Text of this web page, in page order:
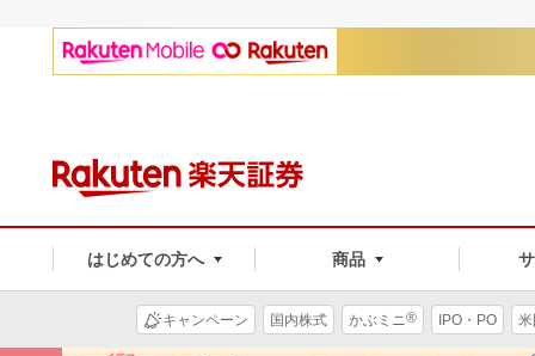
はじめての方へ 商品
キャンペーン 国内株式 かぶミニ® IPO・PO